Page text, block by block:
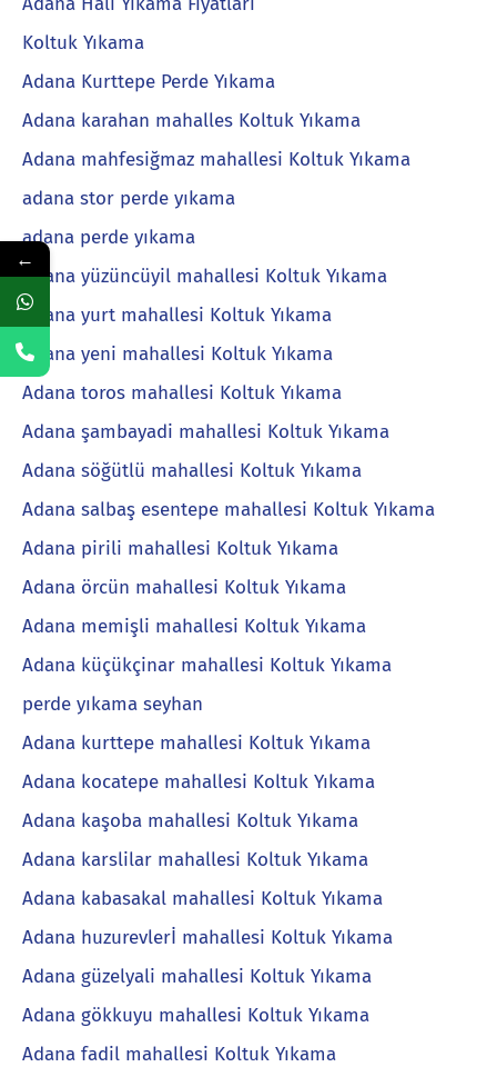
Koltuk Yıkama
Adana Kurttepe Perde Yıkama
Adana karahan mahalles Koltuk Yıkama
Adana mahfesiğmaz mahallesi Koltuk Yıkama
adana stor perde yıkama
adana perde yıkama
Adana yüzüncüyil mahallesi Koltuk Yıkama
Adana yurt mahallesi Koltuk Yıkama
Adana yeni mahallesi Koltuk Yıkama
Adana toros mahallesi Koltuk Yıkama
Adana şambayadi mahallesi Koltuk Yıkama
Adana söğütlü mahallesi Koltuk Yıkama
Adana salbaş esentepe mahallesi Koltuk Yıkama
Adana pirili mahallesi Koltuk Yıkama
Adana örcün mahallesi Koltuk Yıkama
Adana memişli mahallesi Koltuk Yıkama
Adana küçükçinar mahallesi Koltuk Yıkama
perde yıkama seyhan
Adana kurttepe mahallesi Koltuk Yıkama
Adana kocatepe mahallesi Koltuk Yıkama
Adana kaşoba mahallesi Koltuk Yıkama
Adana karslilar mahallesi Koltuk Yıkama
Adana kabasakal mahallesi Koltuk Yıkama
Adana huzurevlerİ mahallesi Koltuk Yıkama
Adana güzelyali mahallesi Koltuk Yıkama
Adana gökkuyu mahallesi Koltuk Yıkama
Adana fadil mahallesi Koltuk Yıkama
←